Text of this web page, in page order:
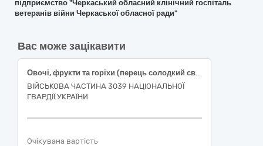
підприємство "Черкаський обласний клінічний госпіталь
ветеранів війни Черкаської обласної ради"
Вас може зацікавити
Овочі, фрукти та горіхи (перець солодкий свіжий подовженої форми, огірки свіжі польові короткоплідні, помідори тепличні свіжі округлі, часник свіжий вищого товарного сорту)
ВІЙСЬКОВА ЧАСТИНА 3039 НАЦІОНАЛЬНОЇ
ГВАРДІЇ УКРАЇНИ
Очікувана вартість